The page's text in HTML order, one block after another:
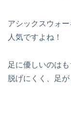
アシックスウォ
人気ですよね！
足に優しいのは
脱げにくく、足